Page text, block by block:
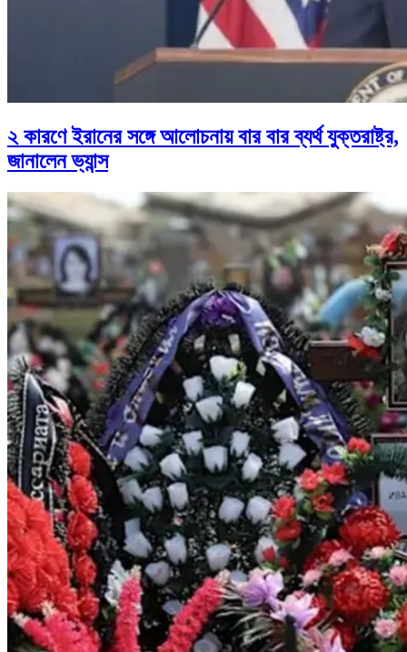
২ কারণে ইরানের সঙ্গে আলোচনায় বার বার ব্যর্থ যুক্তরাষ্ট্র,
জানালেন ভ্যান্স